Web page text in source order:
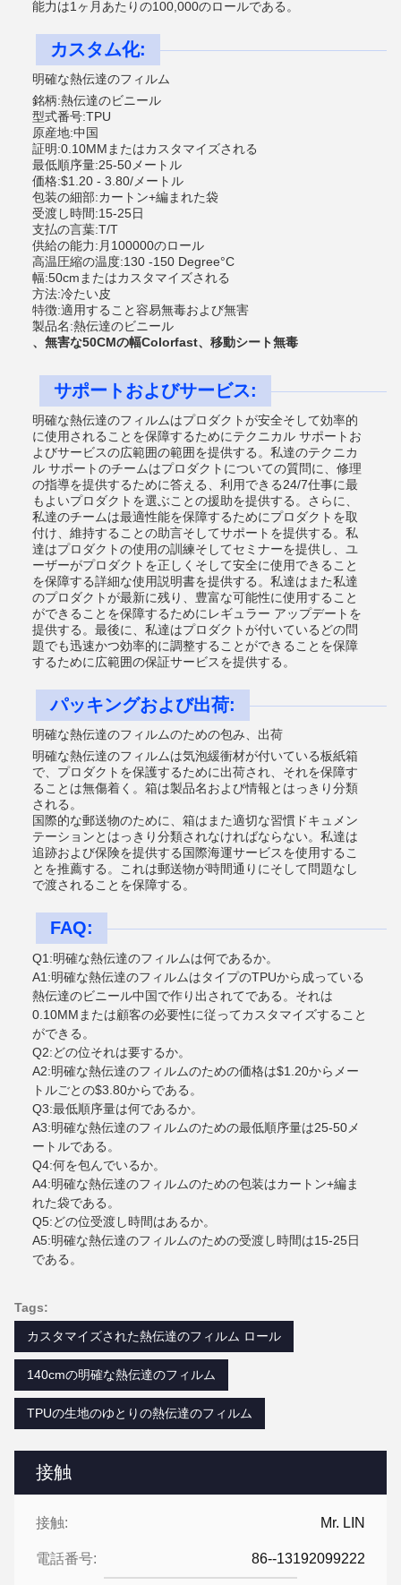
接触
接触: Mr. LIN
電話番号: 86--13192099222
能力は1ヶ月あたりの100,000のロールである。
カスタム化:
明確な熱伝達のフィルム
銘柄:熱伝達のビニール
型式番号:TPU
原産地:中国
証明:0.10MMまたはカスタマイズされる
最低順序量:25-50メートル
価格:$1.20 - 3.80/メートル
包装の細部:カートン+編まれた袋
受渡し時間:15-25日
支払の言葉:T/T
供給の能力:月100000のロール
高温圧縮の温度:130 -150 Degree°C
幅:50cmまたはカスタマイズされる
方法:冷たい皮
特徴:適用すること容易無毒および無害
製品名:熱伝達のビニール
、無害な50CMの幅Colorfast、移動シート無毒
サポートおよびサービス:
明確な熱伝達のフィルムはプロダクトが安全そして効率的
に使用されることを保障するためにテクニカル サポートお
よびサービスの広範囲の範囲を提供する。私達のテクニカ
ル サポートのチームはプロダクトについての質問に、修理
の指導を提供するために答える、利用できる24/7仕事に最
もよいプロダクトを選ぶことの援助を提供する。さらに、
私達のチームは最適性能を保障するためにプロダクトを取
付け、維持することの助言そしてサポートを提供する。私
達はプロダクトの使用の訓練そしてセミナーを提供し、ユ
ーザーがプロダクトを正しくそして安全に使用できること
を保障する詳細な使用説明書を提供する。私達はまた私達
のプロダクトが最新に残り、豊富な可能性に使用すること
ができることを保障するためにレギュラー アップデートを
提供する。最後に、私達はプロダクトが付いているどの問
題でも迅速かつ効率的に調整することができることを保障
するために広範囲の保証サービスを提供する。
パッキングおよび出荷:
明確な熱伝達のフィルムのための包み、出荷
明確な熱伝達のフィルムは気泡緩衝材が付いている板紙箱
で、プロダクトを保護するために出荷され、それを保障す
ることは無傷着く。箱は製品名および情報とはっきり分類
される。
国際的な郵送物のために、箱はまた適切な習慣ドキュメン
テーションとはっきり分類されなければならない。私達は
追跡および保険を提供する国際海運サービスを使用するこ
とを推薦する。これは郵送物が時間通りにそして問題なし
で渡されることを保障する。
FAQ:
Q1:明確な熱伝達のフィルムは何であるか。
A1:明確な熱伝達のフィルムはタイプのTPUから成っている
熱伝達のビニール中国で作り出されてである。それは
0.10MMまたは顧客の必要性に従ってカスタマイズすること
ができる。
Q2:どの位それは要するか。
A2:明確な熱伝達のフィルムのための価格は$1.20からメー
トルごとの$3.80からである。
Q3:最低順序量は何であるか。
A3:明確な熱伝達のフィルムのための最低順序量は25-50メ
ートルである。
Q4:何を包んでいるか。
A4:明確な熱伝達のフィルムのための包装はカートン+編ま
れた袋である。
Q5:どの位受渡し時間はあるか。
A5:明確な熱伝達のフィルムのための受渡し時間は15-25日
である。
Tags:
カスタマイズされた熱伝達のフィルム ロール
140cmの明確な熱伝達のフィルム
TPUの生地のゆとりの熱伝達のフィルム